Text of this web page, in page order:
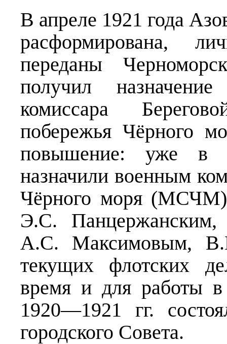
В апреле 1921 года
расформирована,
переданы
получил
комиссара
побережья Чёрного
повышение: уже в
назначили военным
Чёрного моря
Э.С.
А.С. Максимовым,
текущих флотских
время и для работы
1920—1921 гг.
городского Совета.